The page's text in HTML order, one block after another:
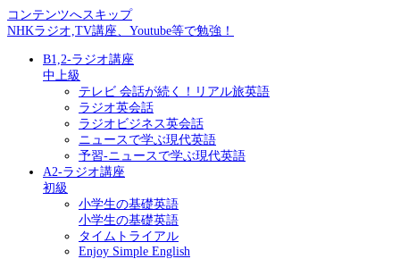
コンテンツへスキップ
NHKラジオ,TV講座、Youtube等で勉強！
B1,2-ラジオ講座
中上級
テレビ 会話が続く！リアル旅英語
ラジオ英会話
ラジオビジネス英会話
ニュースで学ぶ現代英語
予習-ニュースで学ぶ現代英語
A2-ラジオ講座
初級
小学生の基礎英語
小学生の基礎英語
タイムトライアル
Enjoy Simple English